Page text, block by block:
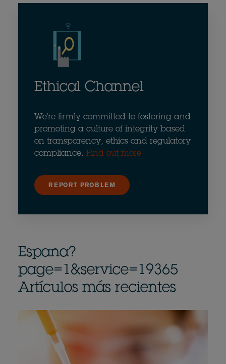
Ethical Channel
We're firmly committed to fostering and
promoting a culture of integrity based
on transparency, ethics and regulatory
compliance. Find out more
REPORT PROBLEM
Espana?
page=1&service=19365
Artículos más recientes